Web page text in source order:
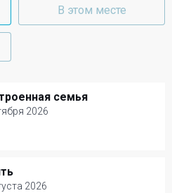
В этом месте
семья
2026
семья
2026